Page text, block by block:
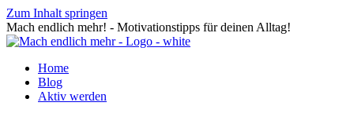
Zum Inhalt springen
Mach endlich mehr! - Motivationstipps für deinen Alltag!
Home
Blog
Aktiv werden